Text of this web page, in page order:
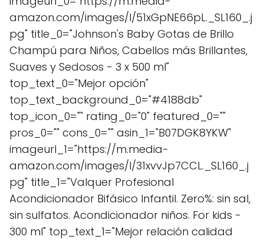
amazon.com/images/I/51xGpNE66pL._SL160_.j
pg" title_0="Johnson's Baby Gotas de Brillo
Champú para Niños, Cabellos más Brillantes,
Suaves y Sedosos - 3 x 500 ml"
top_text_0="Mejor opción"
top_text_background_0="#4188db"
top_icon_0="" rating_0="0" featured_0=""
pros_0="" cons_0="" asin_1="B07DGK8YKW"
imageurl_1="https://m.media-
amazon.com/images/I/31xvvJp7CCL._SL160_.j
pg" title_1="Valquer Profesional
Acondicionador Bifásico Infantil. Zero%: sin sal,
sin sulfatos. Acondicionador niños. For kids -
300 ml" top_text_1="Mejor relación calidad